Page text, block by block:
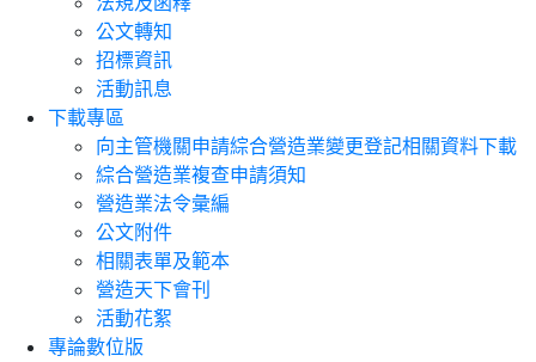
公文轉知
招標資訊
活動訊息
下載專區
向主管機關申請綜合營造業變更登記相關資料下載
綜合營造業複查申請須知
營造業法令彙編
公文附件
相關表單及範本
營造天下會刊
活動花絮
專論數位版